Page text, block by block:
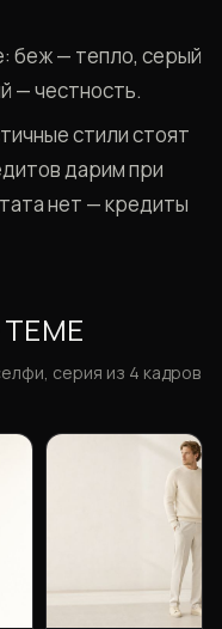
беж — тепло, серый
— честность.
стили стоят
дарим при
нет — кредиты
серия из 4 кадров